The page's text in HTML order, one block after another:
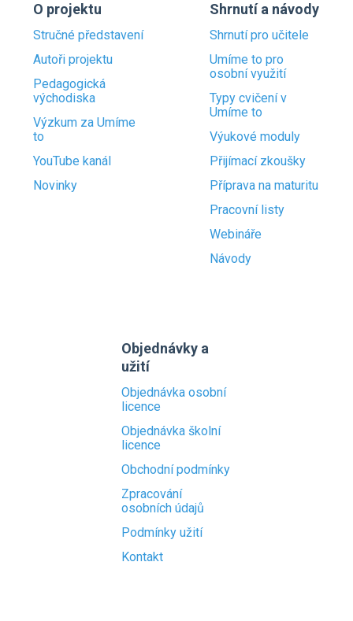
O projektu
Stručné představení
Autoři projektu
Pedagogická
východiska
Výzkum za Umíme
to
YouTube kanál
Novinky
Shrnutí a návody
Shrnutí pro učitele
Umíme to pro
osobní využití
Typy cvičení v
Umíme to
Výukové moduly
Přijímací zkoušky
Příprava na maturitu
Pracovní listy
Webináře
Návody
Objednávky a
užití
Objednávka osobní
licence
Objednávka školní
licence
Obchodní podmínky
Zpracování
osobních údajů
Podmínky užití
Kontakt